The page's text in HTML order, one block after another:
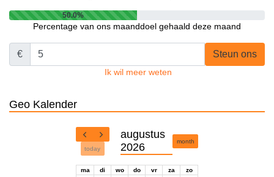
50.0%
Percentage van ons maanddoel gehaald deze maand
€ Steun ons
Ik wil meer weten
Geo Kalender
today
augustus
2026
month
ma di wo do vr za
zo